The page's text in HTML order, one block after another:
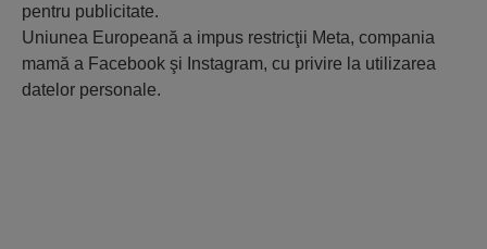
pentru publicitate.
Uniunea Europeană a impus restricţii Meta, compania
mamă a Facebook şi Instagram, cu privire la utilizarea
datelor personale.